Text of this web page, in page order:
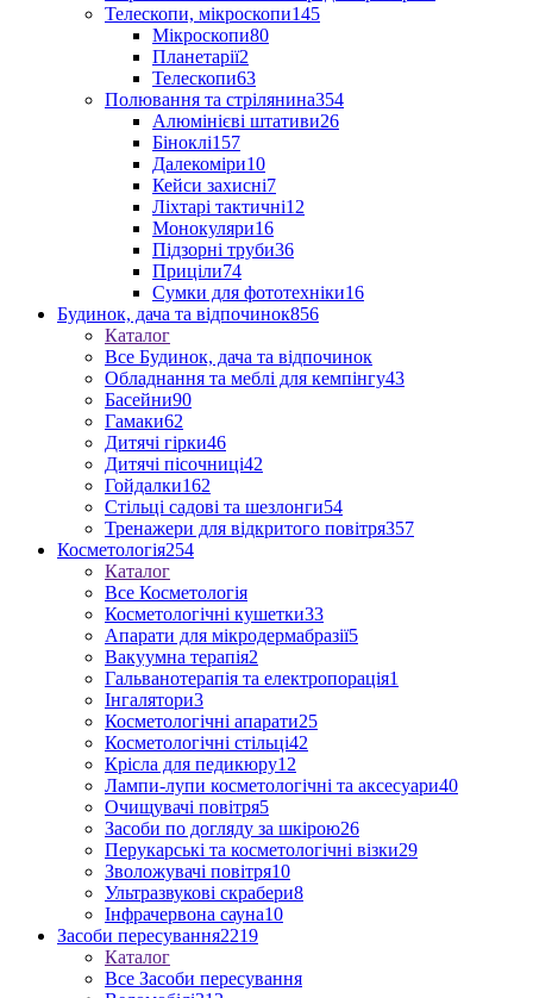
Телескопи, мікроскопи145
Мікроскопи80
Планетарії2
Телескопи63
Полювання та стрілянина354
Алюмінієві штативи26
Біноклі157
Далекоміри10
Кейси захисні7
Ліхтарі тактичні12
Монокуляри16
Підзорні труби36
Приціли74
Сумки для фототехніки16
Будинок, дача та відпочинок856
Каталог
Все Будинок, дача та відпочинок
Обладнання та меблі для кемпінгу43
Басейни90
Гамаки62
Дитячі гірки46
Дитячі пісочниці42
Гойдалки162
Стільці садові та шезлонги54
Тренажери для відкритого повітря357
Косметологія254
Каталог
Все Косметологія
Косметологічні кушетки33
Апарати для мікродермабразії5
Вакуумна терапія2
Гальванотерапія та електропорація1
Інгалятори3
Косметологічні апарати25
Косметологічні стільці42
Крісла для педикюру12
Лампи-лупи косметологічні та аксесуари40
Очищувачі повітря5
Засоби по догляду за шкірою26
Перукарські та косметологічні візки29
Зволожувачі повітря10
Ультразвукові скрабери8
Інфрачервона сауна10
Засоби пересування2219
Каталог
Все Засоби пересування